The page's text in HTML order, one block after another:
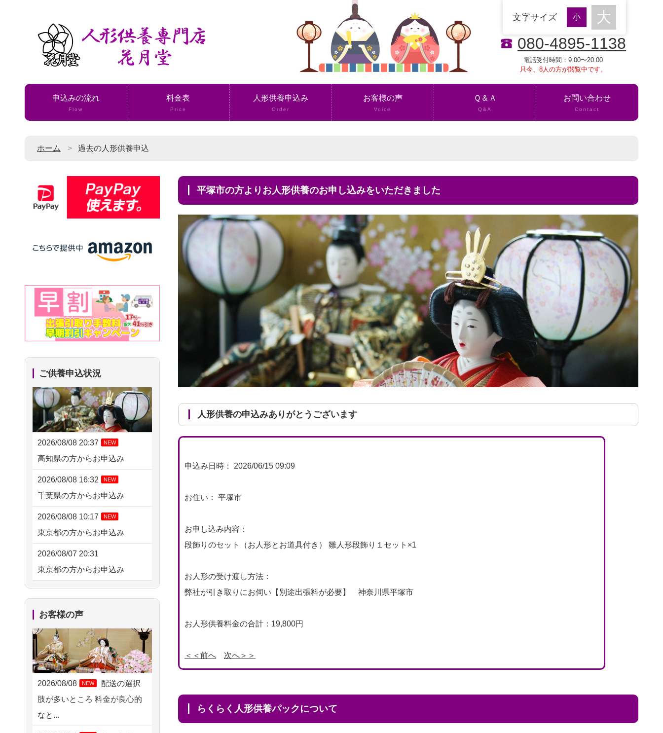
080-4895-1138
電話受付時間：9:00〜20:00
只今、8人の方が閲覧中です。
文字サイズ
申込みの流れ
Flow
料金表
Price
人形供養申込み
Order
お客様の声
Voice
Ｑ＆Ａ
Q&A
お問い合わせ
Contact
ホーム 過去の人形供養申込
平塚市の方よりお人形供養のお申し込みをいただきました
人形供養の申込みありがとうございます
申込み日時： 2026/06/15 09:09
お住い： 平塚市
お申し込み内容：
段飾りのセット（お人形とお道具付き） 雛人形段飾り１セット×1
お人形の受け渡し方法：
弊社が引き取りにお伺い【別途出張料が必要】 神奈川県平塚市
お人形供養料金の合計：19,800円
＜＜前へ 次へ＞＞
らくらく人形供養パックについて
ご供養申込状況
2026/08/08 20:37 NEW
高知県の方からお申込み
2026/08/08 16:32 NEW
千葉県の方からお申込み
2026/08/08 10:17 NEW
東京都の方からお申込み
2026/08/07 20:31
東京都の方からお申込み
2026/08/07 09:26
2026/08/06 21:28
埼玉県の方からお申込み
2026/08/06 17:56
藤沢市の方からお申込み
2026/08/06 10:06
茨城県の方からお申込み
お客様の声
2026/08/08 NEW
配送の選択
肢が多いところ 料金が良心的
なと...